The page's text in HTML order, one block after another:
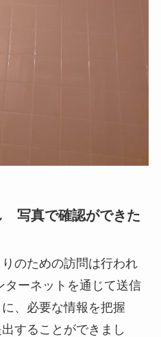
写真で確認ができた
のための訪問は行われ
ターネットを通じて送信
、必要な情報を把握
することができまし